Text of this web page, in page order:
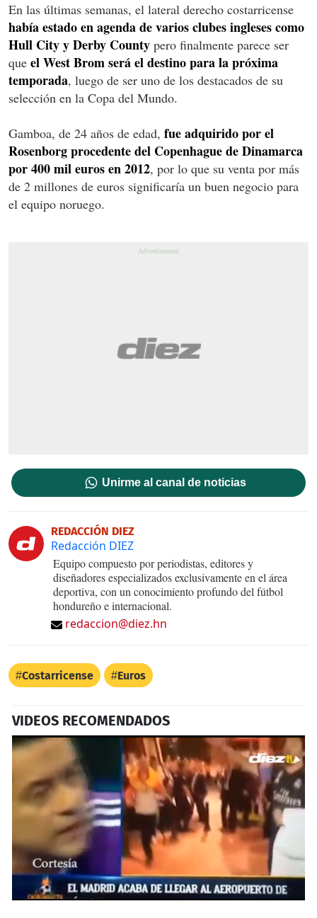
En las últimas semanas, el lateral derecho costarricense
había estado en agenda de varios clubes ingleses como
Hull City y Derby County pero finalmente parece ser
que el West Brom será el destino para la próxima
temporada, luego de ser uno de los destacados de su
selección en la Copa del Mundo.
Gamboa, de 24 años de edad, fue adquirido por el
Rosenborg procedente del Copenhague de Dinamarca
por 400 mil euros en 2012, por lo que su venta por más
de 2 millones de euros significaría un buen negocio para
el equipo noruego.
Unirme al canal de noticias
REDACCIÓN DIEZ
Redacción DIEZ
Equipo compuesto por periodistas, editores y
diseñadores especializados exclusivamente en el área
deportiva, con un conocimiento profundo del fútbol
hondureño e internacional.
redaccion@diez.hn
Costarricense Euros
VIDEOS RECOMENDADOS